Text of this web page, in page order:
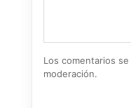
Los comentarios
moderación.